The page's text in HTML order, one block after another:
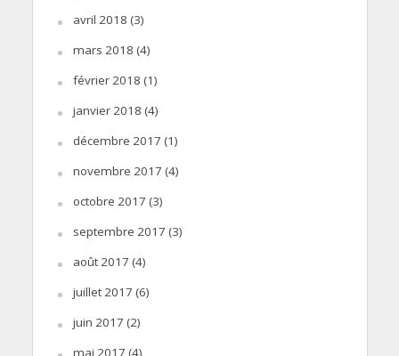
avril 2018 (3)
mars 2018 (4)
février 2018 (1)
janvier 2018 (4)
décembre 2017 (1)
novembre 2017 (4)
octobre 2017 (3)
septembre 2017 (3)
août 2017 (4)
juillet 2017 (6)
juin 2017 (2)
mai 2017 (4)